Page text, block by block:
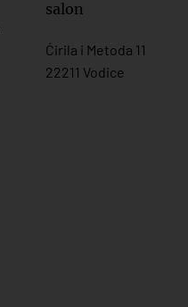
salon
Ćirila i Metoda 11
22211 Vodice